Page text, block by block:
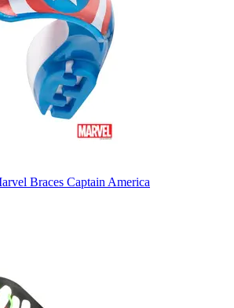
Braces Captain America